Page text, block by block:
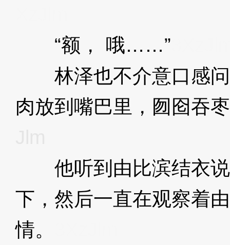
“额， 哦……”
林泽也不介意口感问
肉放到嘴巴里，囫囵吞
他听到由比滨结衣说
下，然后一直在观察着
情。